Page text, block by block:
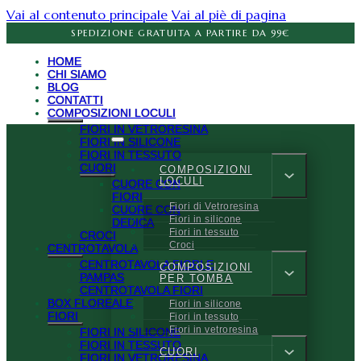
Vai al contenuto principale Vai al piè di pagina
SPEDIZIONE GRATUITA A PARTIRE DA 99€
HOME
CHI SIAMO
BLOG
CONTATTI
COMPOSIZIONI LOCULI
FIORI IN VETRORESINA
FIORI IN SILICONE
FIORI IN TESSUTO
CUORI
CUORE CON
FIORI
CUORE CON
DEDICA
CROCI
CENTROTAVOLA
CENTROTAVOLA FIORI E
PAMPAS
CENTROTAVOLA FIORI
BOX FLOREALE
FIORI
FIORI IN SILICONE
FIORI IN TESSUTO
FIORI IN VETRORESINA
COMPOSIZIONI
LOCULI
Fiori di Vetroresina
Fiori in silicone
Fiori in tessuto
Croci
COMPOSIZIONI
PER TOMBA
Fiori in silicone
Fiori in tessuto
Fiori in vetroresina
CUORI